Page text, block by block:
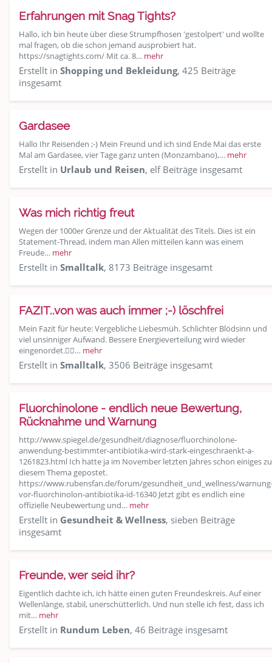
Erfahrungen mit Snag Tights?
Hallo, ich bin heute über diese Strumpfhosen 'gestolpert' und wollte
mal fragen, ob die schon jemand ausprobiert hat.
https://snagtights.com/ Mit ca. 8… mehr
Erstellt in Shopping und Bekleidung, 425 Beiträge
insgesamt
Gardasee
Hallo Ihr Reisenden ;-) Mein Freund und ich sind Ende Mai das erste
Mal am Gardasee, vier Tage ganz unten (Monzambano),… mehr
Erstellt in Urlaub und Reisen, elf Beiträge insgesamt
Was mich richtig freut
Wegen der 1000er Grenze und der Aktualität des Titels. Dies ist ein
Statement-Thread, indem man Allen mitteilen kann was einem
Freude… mehr
Erstellt in Smalltalk, 8173 Beiträge insgesamt
FAZIT..von was auch immer ;-) löschfrei
Mein Fazit für heute: Vergebliche Liebesmüh. Schlichter Blödsinn und
viel unsinniger Aufwand. Bessere Energieverteilung wird wieder
eingenordet.👍🏽… mehr
Erstellt in Smalltalk, 3506 Beiträge insgesamt
Fluorchinolone - endlich neue Bewertung,
Rücknahme und Warnung
http://www.spiegel.de/gesundheit/diagnose/fluorchinolone-
anwendung-bestimmter-antibiotika-wird-stark-eingeschraenkt-a-
1261823.html Ich hatte ja im November letzten Jahres schon einiges zu
diesem Thema gepostet.
https://www.rubensfan.de/forum/gesundheit_und_wellness/
vor-fluorchinolon-antibiotika-id-16340 Jetzt gibt es endlich eine
offizielle Neubewertung und… mehr
Erstellt in Gesundheit & Wellness, sieben Beiträge
insgesamt
Freunde, wer seid ihr?
Eigentlich dachte ich, ich hätte einen guten Freundeskreis. Auf einer
Wellenlänge, stabil, unerschütterlich. Und nun stelle ich fest, dass ich
mit… mehr
Erstellt in Rundum Leben, 46 Beiträge insgesamt